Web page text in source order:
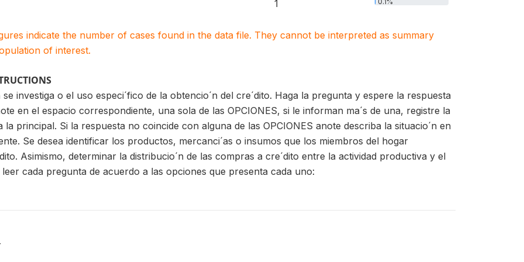
1
indicate the number of cases found in the data file. They cannot be interpreted as summary
of interest.
investiga o el uso especi´fico de la obtencio´n del cre´dito. Haga la pregunta y espere la respuesta
en el espacio correspondiente, una sola de las OPCIONES, si le informan ma´s de una, registre la
principal. Si la respuesta no coincide con alguna de las OPCIONES anote describa la situacio´n en
Se desea identificar los productos, mercanci´as o insumos que los miembros del hogar
Asimismo, determinar la distribucio´n de las compras a cre´dito entre la actividad productiva y el
cada pregunta de acuerdo a las opciones que presenta cada uno: